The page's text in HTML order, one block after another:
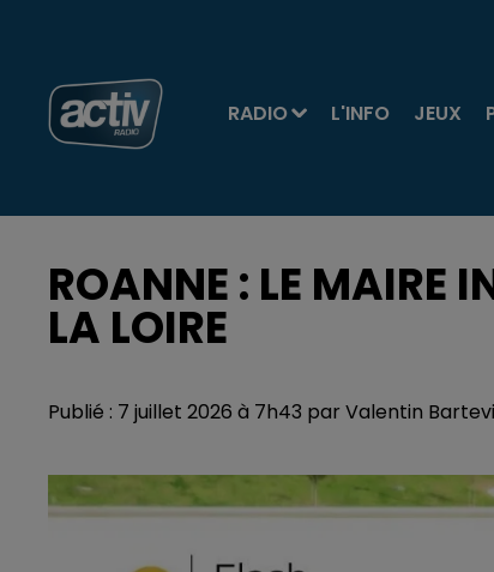
RADIO L'INFO JEUX
ROANNE : LE MAIRE
LA LOIRE
Publié : 7 juillet 2026 à 7h43 par Valentin